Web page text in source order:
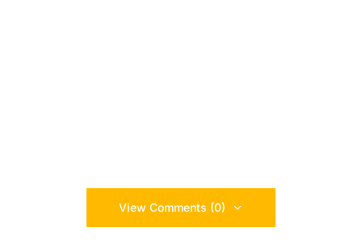
View Comments (0)